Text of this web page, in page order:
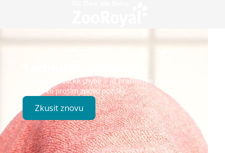
Došlo k technické chybě – již pracujeme na opravě.
Zkuste to prosím znovu později.
Zkusit znovu